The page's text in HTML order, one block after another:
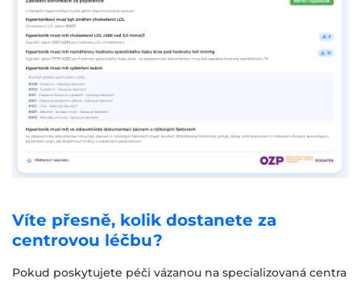
Víte přesně, kolik dostanete za
centrovou léčbu?
Pokud poskytujete péči vázanou na specializovaná centra